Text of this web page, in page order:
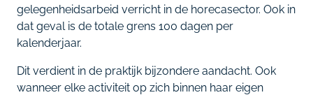
gelegenheidsarbeid verricht in de horecasector. Ook in
dat geval is de totale grens 100 dagen per
kalenderjaar.
Dit verdient in de praktijk bijzondere aandacht. Ook
wanneer elke activiteit op zich binnen haar eigen